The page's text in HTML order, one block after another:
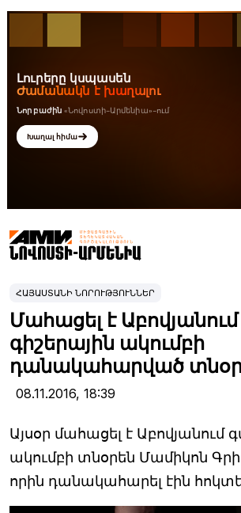
ՀԱՅԱՍՏԱՆԻ ՆՈՐՈՒԹՅՈՒՆՆԵՐ
Մահացել է Աբովյանում
գիշերային ակումբի
դանակահարված
08.11.2016, 18:39
Այսօր մահացել է Աբովյանում
ակումբի տնօրեն Մամիկոն
որին դանակահարել էին